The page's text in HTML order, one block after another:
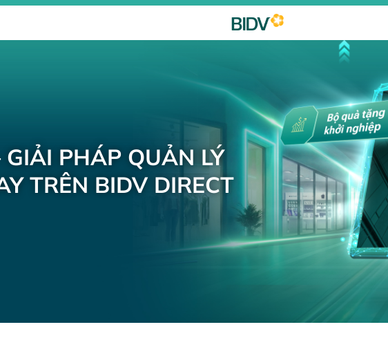
GIẢI PHÁP QUẢN LÝ
TRÊN BIDV DIRECT